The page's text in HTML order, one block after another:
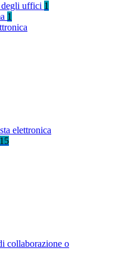
uffici 1
1
elettronica
15
collaborazione o